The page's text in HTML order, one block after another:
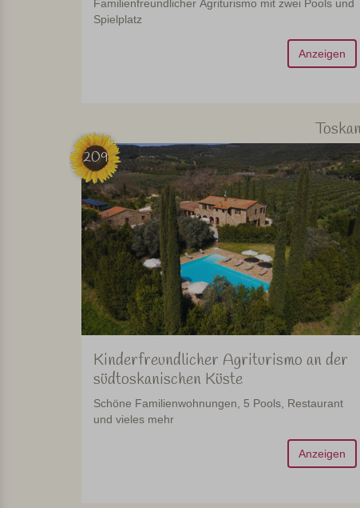
Familienfreundlicher Agriturismo mit zwei Pools und
Spielplatz
Anzeigen
209
Kinderfreundlicher Agriturismo an der
südtoskanischen Küste
Schöne Familienwohnungen, 5 Pools, Restaurant
und vieles mehr
Anzeigen